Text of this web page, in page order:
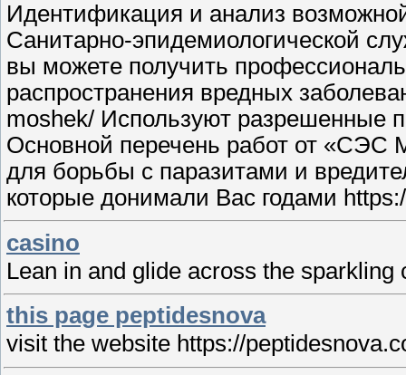
Идентификация и анализ
Санитарно-эпидемиологической
вы можете получить
распространения вредных
moshek/ Используют разрешенные
Основной перечень работ от
для борьбы с паразитами и
которые донимали Вас годами
casino
Lean in and glide across the
this page peptidesnova
visit the website https://